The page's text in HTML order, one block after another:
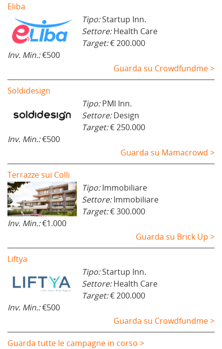
Eliba
Tipo:Startup Inn.
Settore:Health Care
Target:€ 200.000
Inv. Min.:€500
Guarda su Crowdfundme >
Soldidesign
Tipo:PMI Inn.
Settore:Design
Target:€ 250.000
Inv. Min.:€500
Guarda su Mamacrowd >
Terrazze sui Colli
Tipo:Immobiliare
Settore:Immobiliare
Target:€ 300.000
Inv. Min.:€1.000
Guarda su Brick Up >
Liftya
Tipo:Startup Inn.
Settore:Health Care
Target:€ 200.000
Inv. Min.:€500
Guarda su Crowdfundme >
Guarda tutte le campagne in corso >